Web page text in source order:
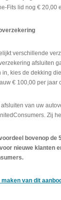
Fits lid nog € 20,00
verschillende
afsluiten
kies de dekking
€ 100,00 per jaar
van uw
Zij
bovenop de
nieuwe klanten
van dit aanbod